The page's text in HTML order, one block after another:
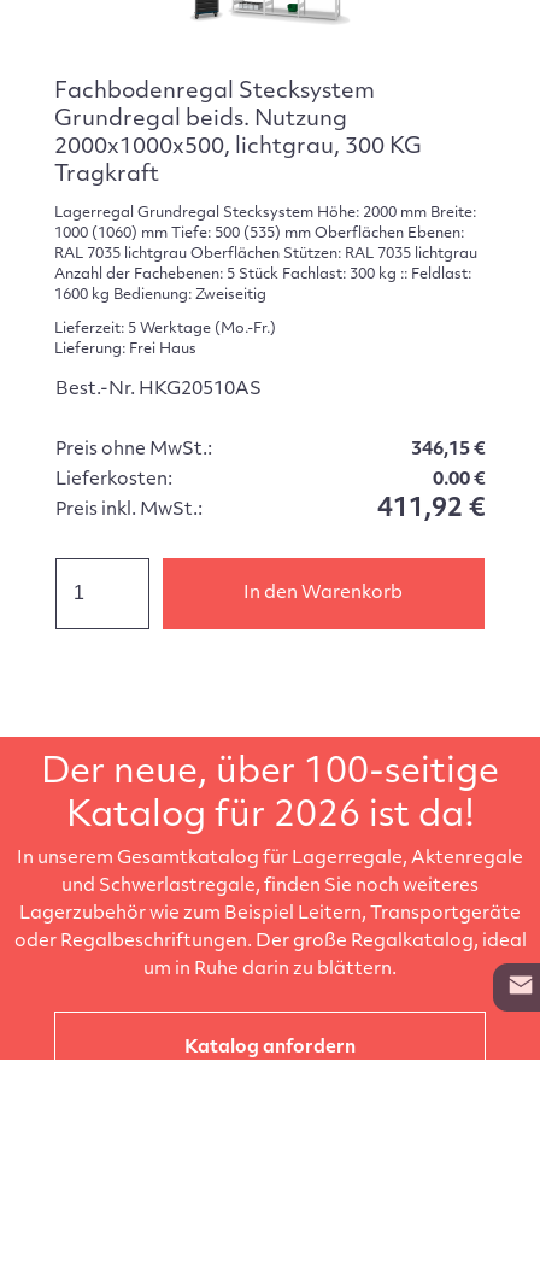
Fachbodenregal Stecksystem
Grundregal beids. Nutzung
2000x1000x500, lichtgrau, 300 KG
Tragkraft
Lagerregal Grundregal Stecksystem Höhe: 2000 mm Breite:
1000 (1060) mm Tiefe: 500 (535) mm Oberflächen Ebenen:
RAL 7035 lichtgrau Oberflächen Stützen: RAL 7035 lichtgrau
Anzahl der Fachebenen: 5 Stück Fachlast: 300 kg :: Feldlast:
1600 kg Bedienung: Zweiseitig
Lieferzeit: 5 Werktage (Mo.-Fr.)
Lieferung: Frei Haus
Best.-Nr. HKG20510AS
Preis ohne MwSt.:
346,15 €
Lieferkosten:
0.00 €
Preis inkl. MwSt.:
411,92 €
In den Warenkorb
Der neue, über 100-seitige
Katalog für 2026 ist da!
In unserem Gesamtkatalog für Lagerregale, Aktenregale
und Schwerlastregale, finden Sie noch weiteres
Lagerzubehör wie zum Beispiel Leitern, Transportgeräte
oder Regalbeschriftungen. Der große Regalkatalog, ideal
um in Ruhe darin zu blättern.
Katalog anfordern